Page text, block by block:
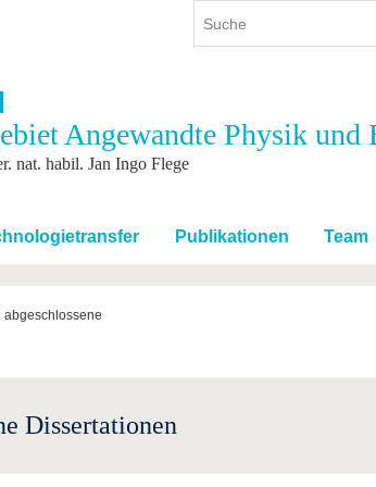
International
Internationales Profil
Mit der BTU ins Ausland
Für internationale
Studierende
Kontakt
Weiterbildung
Angewandte Physik
nat. habil. Jan Ingo Flege
Publikationen Team
abgeschlossene
Dissertationen